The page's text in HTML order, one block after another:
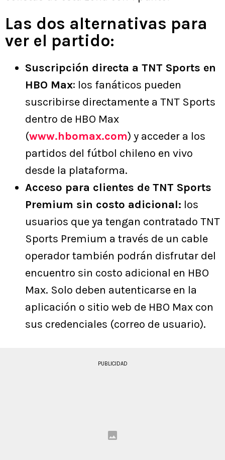
Las dos alternativas para
ver el partido:
Suscripción directa a TNT Sports en
HBO Max: los fanáticos pueden
suscribirse directamente a TNT Sports
dentro de HBO Max
(www.hbomax.com) y acceder a los
partidos del fútbol chileno en vivo
desde la plataforma.
Acceso para clientes de TNT Sports
Premium sin costo adicional: los
usuarios que ya tengan contratado TNT
Sports Premium a través de un cable
operador también podrán disfrutar del
encuentro sin costo adicional en HBO
Max. Solo deben autenticarse en la
aplicación o sitio web de HBO Max con
sus credenciales (correo de usuario).
PUBLICIDAD